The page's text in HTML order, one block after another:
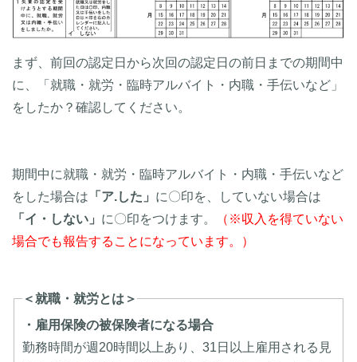
まず、前回の認定日から次回の認定日の前日までの期間中
に、「就職・就労・臨時アルバイト・内職・手伝いなど」
をしたか？確認してください。
期間中に就職・就労・臨時アルバイト・内職・手伝いなど
をした場合は 「ア.した」 に〇印を、していない場合は
「イ・しない」 に〇印をつけます。
（※収入を得ていない
場合でも報告することになっています。）
＜就職・就労とは＞
・雇用保険の被保険者になる場合
勤務時間が週20時間以上あり、31日以上雇用される見